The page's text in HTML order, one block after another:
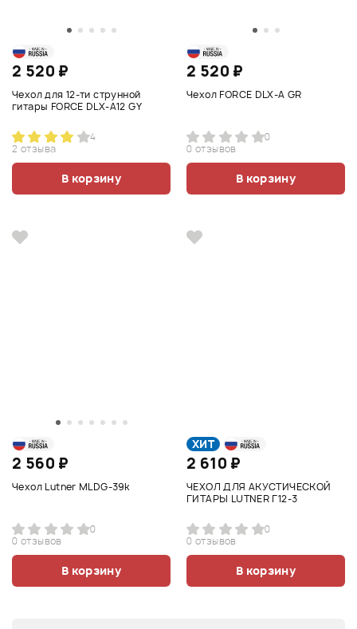
2 520 ₽
Чехол для 12-ти струнной
гитары FORCE DLX-A12 GY
4
2 отзыва
В корзину
2 520 ₽
Чехол FORCE DLX-A GR
0
0 отзывов
В корзину
2 560 ₽
Чехол Lutner MLDG-39k
0
0 отзывов
В корзину
ХИТ
2 610 ₽
ЧЕХОЛ ДЛЯ АКУСТИЧЕСКОЙ
ГИТАРЫ LUTNER Г12-3
0
0 отзывов
В корзину